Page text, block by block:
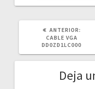
ANTERIOR:
CABLE VGA
DD0ZD1LC000
Deja